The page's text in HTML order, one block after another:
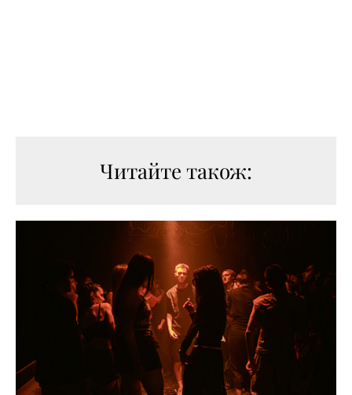
Читайте також: